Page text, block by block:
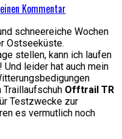
Kommentar
schneereiche Wochen
Ostseeküste.
stellen, kann ich laufen
leider hat auch mein
Offtrail TR
Testzwecke zur
es vermutlich noch